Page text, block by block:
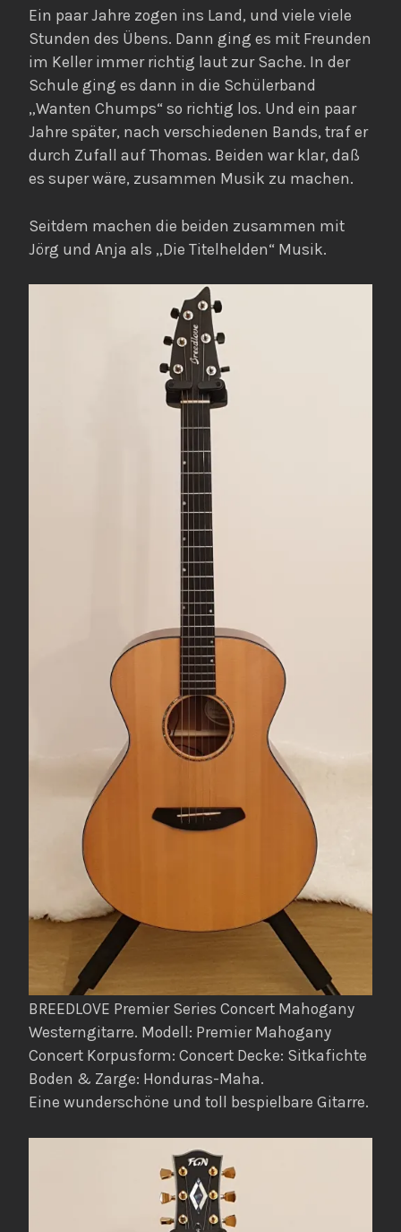
Ein paar Jahre zogen ins Land, und viele viele
Stunden des Übens. Dann ging es mit Freunden
im Keller immer richtig laut zur Sache. In der
Schule ging es dann in die Schülerband
„Wanten Chumps“ so richtig los. Und ein paar
Jahre später, nach verschiedenen Bands, traf er
durch Zufall auf Thomas. Beiden war klar, daß
es super wäre, zusammen Musik zu machen.
Seitdem machen die beiden zusammen mit
Jörg und Anja als „Die Titelhelden“ Musik.
BREEDLOVE Premier Series Concert Mahogany
Westerngitarre. Modell: Premier Mahogany
Concert Korpusform: Concert Decke: Sitkafichte
Boden & Zarge: Honduras-Maha.
Eine wunderschöne und toll bespielbare Gitarre.